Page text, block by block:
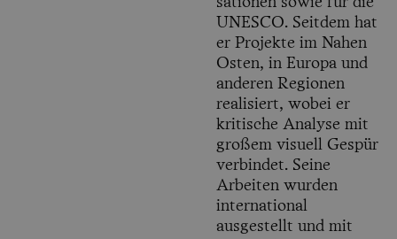
sationen sowie für die
UNESCO. Seitdem hat
er Projekte im Nahen
Osten, in Europa und
anderen Regionen
realisiert, wobei er
kritische Analyse mit
großem visuell Gespür
verbindet. Seine
Arbeiten wurden
international
ausgestellt und mit